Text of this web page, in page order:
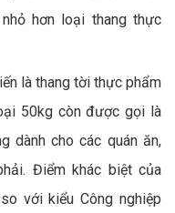
hơn loại thang thực
là thang tời thực phẩm
50kg còn được gọi là
dành cho các quán ăn,
Điểm khác biệt của
so với kiểu Công nghiệp